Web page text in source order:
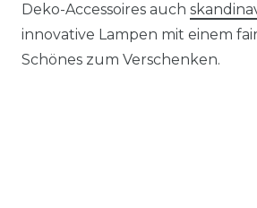
Deko-Accessoires auch
innovative Lampen mit einem
Schönes zum Verschenken.